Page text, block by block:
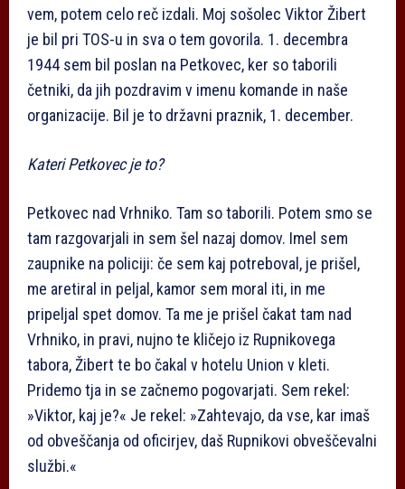
vem, potem celo reč izdali. Moj sošolec Viktor Žibert
je bil pri TOS-u in sva o tem govorila. 1. decembra
1944 sem bil poslan na Petkovec, ker so taborili
četniki, da jih pozdravim v imenu komande in naše
organizacije. Bil je to državni praznik, 1. december.
Kateri Petkovec je to?
Petkovec nad Vrhniko. Tam so taborili. Potem smo se
tam razgovarjali in sem šel nazaj domov. Imel sem
zaupnike na policiji: če sem kaj potreboval, je prišel,
me aretiral in peljal, kamor sem moral iti, in me
pripeljal spet domov. Ta me je prišel čakat tam nad
Vrhniko, in pravi, nujno te kličejo iz Rupnikovega
tabora, Žibert te bo čakal v hotelu Union v kleti.
Pridemo tja in se začnemo pogovarjati. Sem rekel:
»Viktor, kaj je?« Je rekel: »Zahtevajo, da vse, kar imaš
od obveščanja od oficirjev, daš Rupnikovi obveščevalni
službi.«